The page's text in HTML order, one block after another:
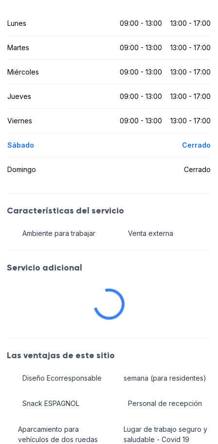
Lunes 09:00 - 13:00 13:00 - 17:00
Martes 09:00 - 13:00 13:00 - 17:00
Miércoles 09:00 - 13:00 13:00 - 17:00
Jueves 09:00 - 13:00 13:00 - 17:00
Viernes 09:00 - 13:00 13:00 - 17:00
Sábado Cerrado
Domingo Cerrado
Características del servicio
Ambiente para trabajar Venta externa
Servicio adicional
Las ventajas de este sitio
Diseño Ecorresponsable
Snack ESPAGNOL
Aparcamiento para
vehículos de dos ruedas
semana (para residentes)
Personal de recepción
Lugar de trabajo seguro y
saludable - Covid 19